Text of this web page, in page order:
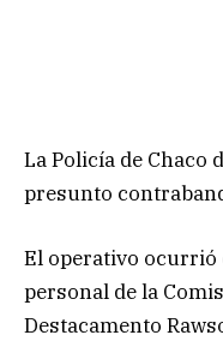
La Policía de Chaco
presunto
El operativo ocurrió
personal de la
Destacamento